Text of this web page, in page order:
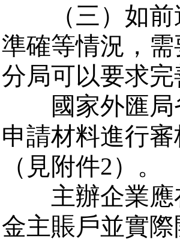
（三）如
準確等情況，
分局可以要求
國家外匯
申請材料進行
（見附件2）。
主辦企業
金主賬戶並實